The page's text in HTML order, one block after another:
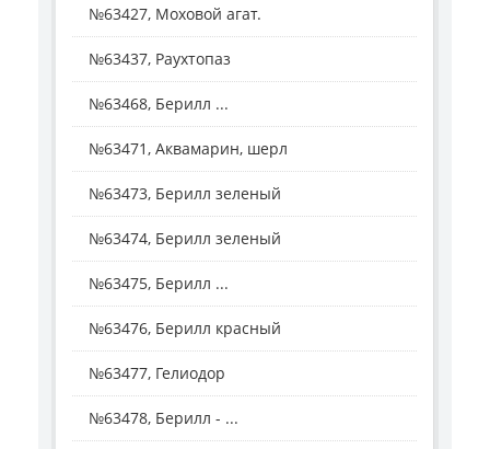
№63427, Моховой агат.
№63437, Раухтопаз
№63468, Берилл ...
№63471, Аквамарин, шерл
№63473, Берилл зеленый
№63474, Берилл зеленый
№63475, Берилл ...
№63476, Берилл красный
№63477, Гелиодор
№63478, Берилл - ...